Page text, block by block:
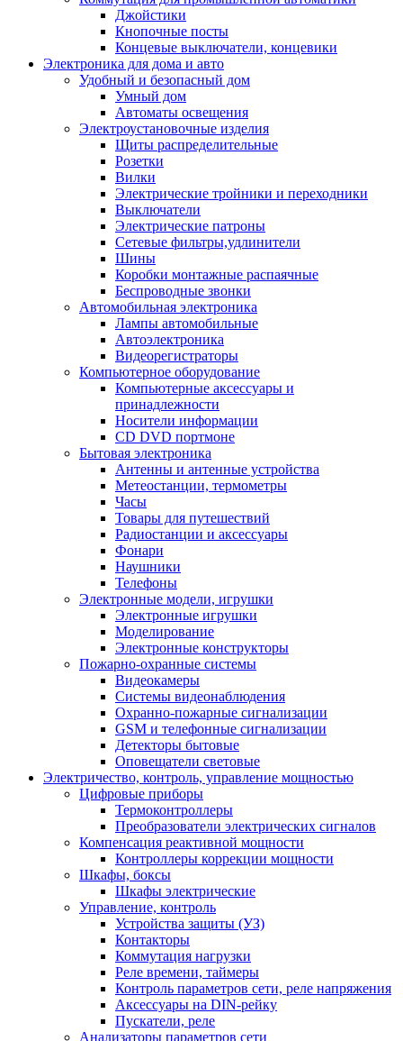
Джойстики
Кнопочные посты
Концевые выключатели, концевики
Электроника для дома и авто
Удобный и безопасный дом
Умный дом
Автоматы освещения
Электроустановочные изделия
Щиты распределительные
Розетки
Вилки
Электрические тройники и переходники
Выключатели
Электрические патроны
Сетевые фильтры,удлинители
Шины
Коробки монтажные распаячные
Беспроводные звонки
Автомобильная электроника
Лампы автомобильные
Автоэлектроника
Видеорегистраторы
Компьютерное оборудование
Компьютерные аксессуары и
принадлежности
Носители информации
CD DVD портмоне
Бытовая электроника
Антенны и антенные устройства
Метеостанции, термометры
Часы
Товары для путешествий
Радиостанции и аксессуары
Фонари
Наушники
Телефоны
Электронные модели, игрушки
Электронные игрушки
Моделирование
Электронные конструкторы
Пожарно-охранные системы
Видеокамеры
Системы видеонаблюдения
Охранно-пожарные сигнализации
GSM и телефонные сигнализации
Детекторы бытовые
Оповещатели световые
Электричество, контроль, управление мощностью
Цифровые приборы
Термоконтроллеры
Преобразователи электрических сигналов
Компенсация реактивной мощности
Контроллеры коррекции мощности
Шкафы, боксы
Шкафы электрические
Управление, контроль
Устройства защиты (УЗ)
Контакторы
Коммутация нагрузки
Реле времени, таймеры
Контроль параметров сети, реле напряжения
Аксессуары на DIN-рейку
Пускатели, реле
Анализаторы параметров сети